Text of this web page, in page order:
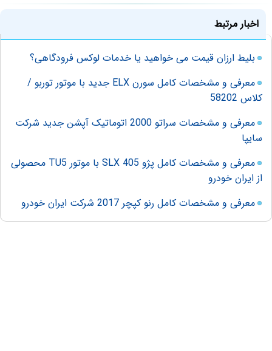
اخبار مرتبط
بلیط ارزان قیمت می خواهید یا خدمات لوکس فرودگاهی؟
معرفی و مشخصات کامل سورن ELX جدید با موتور توربو /
کلاس 58202
معرفی و مشخصات سراتو 2000 اتوماتیک آپشن جدید شرکت
سایپا
معرفی و مشخصات کامل پژو 405 SLX با موتور TU5 محصولی
از ایران خودرو
معرفی و مشخصات کامل رنو کپچر 2017 شرکت ایران خودرو